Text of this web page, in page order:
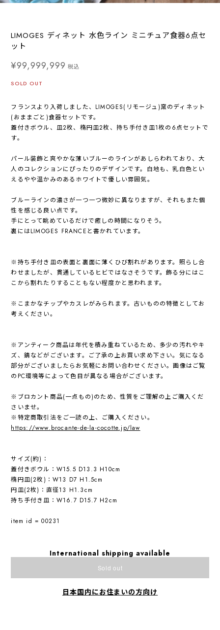
LIMOGES ディネット 水色ライン ミニチュア食器6点セ
ット
¥99,999,999 税込
SOLD OUT
フランスより入荷しました、LIMOGES(リモージュ)窯のディネット
(おままごと)食器セットです。
蓋付きボウル、皿2枚、楕円皿2枚、持ち手付き皿1枚の6点セットで
す。
パール装飾と爽やかな薄いブルーのラインがあしらわれており、大
人のコレクションにぴったりのデザインです。白地も、乳白色とい
えるやや温かみのあるホワイトで優しい雰囲気。
ブルーラインの濃さが一つ一つ微妙に異なりますが、それもまた個
性を感じる良い点です。
手にとって眺めているだけで癒しの時間になりそう。
裏にはLIMOGES FRANCEと書かれています。
※持ち手付き皿の表面と裏面に薄くひび割れがあります。照らし合
わせましたが、貫通しているヒビではなさそうです。飾る分にはこ
こから割れたりすることもない程度かと思われます。
※こまかなチップやカスレがみられます。古いものの特徴としてお
考えください。
※アンティーク商品は年代を積み重ねているため、多少の汚れやキ
ズ、錆などがございます。ご了承の上お買い求め下さい。気になる
部分がございましたらお気軽にお問い合わせください。画像はご覧
のPC環境等によって色目が異なる場合がございます。
※ブロカント商品(一点もの)のため、性質をご理解の上ご購入くだ
さいませ。
※特定商取引法をご一読の上、ご購入ください。
https://www.brocante-de-la-cocotte.jp/law
サイズ(約)：
蓋付きボウル：W15.5 D13.3 H10cm
楕円皿(2枚)：W13 D7 H1.5cm
円皿(2枚)：直径13 H1.3cm
持ち手付き皿：W16.7 D15.7 H2cm
item id = 00231
International shipping available
Sold out
日本国内にお住まいの方向け